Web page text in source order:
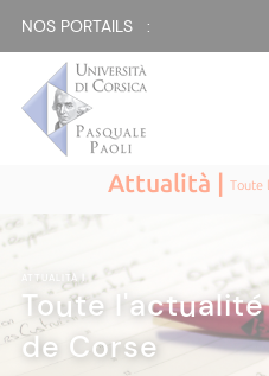
NOS PORTAILS :
Attualità |Toute
ATTUALITÀ|
Toute
de Corse